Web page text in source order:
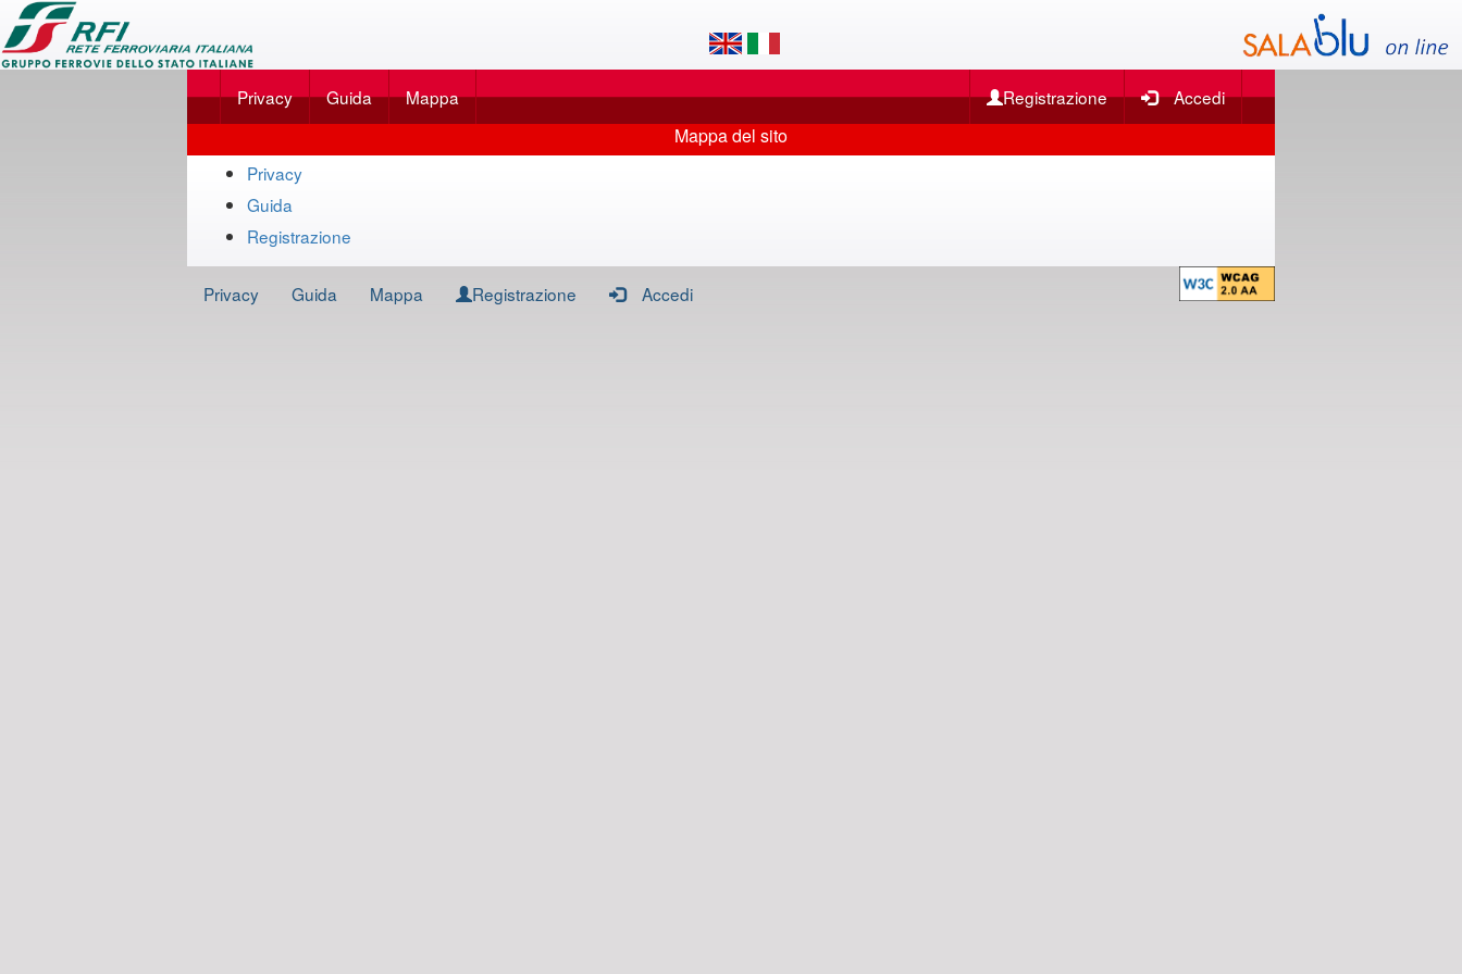
Applicazione
SalaBlu Privacy Guida Mappa Registrazione Accedi
Mappa
sito
Mappa del sito
Privacy
Guida
Registrazione
Privacy Guida Mappa Registrazione Accedi